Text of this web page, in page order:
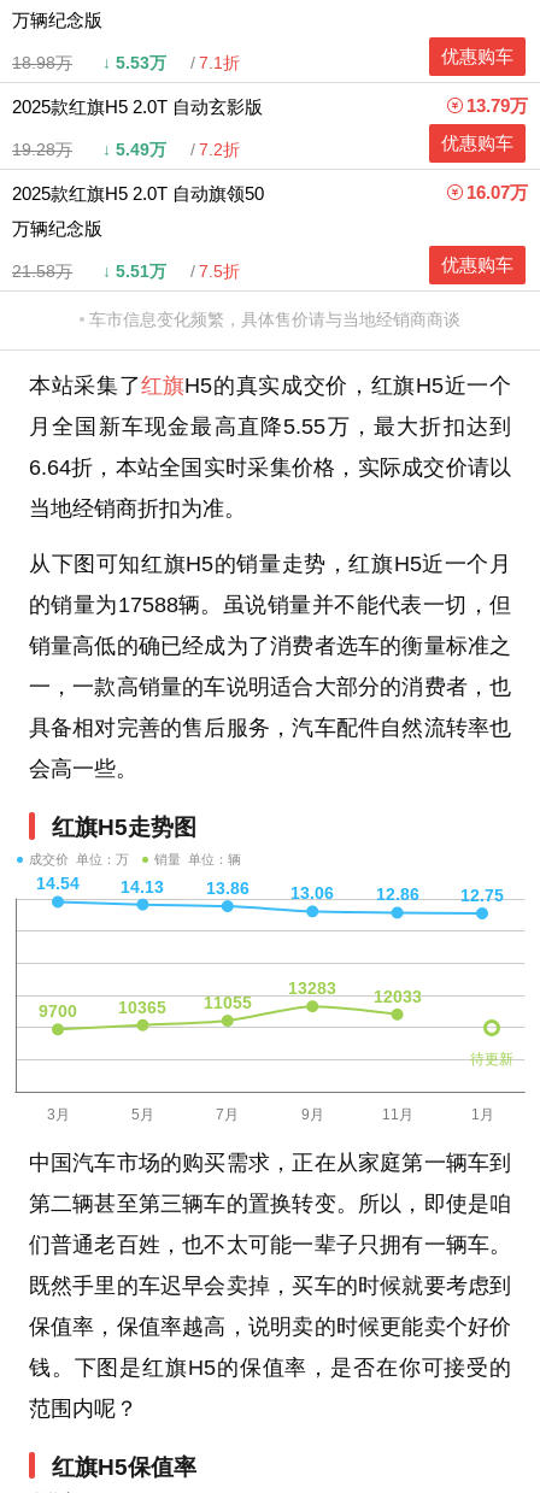
万辆纪念版
18.98万 ↓ 5.53万 7.1折 优惠购车
2025款红旗H5 2.0T 自动玄影版
19.28万 ↓ 5.49万 7.2折
13.79万
优惠购车
2025款红旗H5 2.0T 自动旗领50
万辆纪念版
21.58万 ↓ 5.51万 7.5折
16.07万
优惠购车
车市信息变化频繁，具体售价请与当地经销商商谈
本站采集了红旗H5的真实成交价，红旗H5近一个
月全国新车现金最高直降5.55万，最大折扣达到
6.64折，本站全国实时采集价格，实际成交价请以
当地经销商折扣为准。
从下图可知红旗H5的销量走势，红旗H5近一个月
的销量为17588辆。虽说销量并不能代表一切，但
销量高低的确已经成为了消费者选车的衡量标准之
一，一款高销量的车说明适合大部分的消费者，也
具备相对完善的售后服务，汽车配件自然流转率也
会高一些。
红旗H5走势图
成交价 单位：万 销量 单位：辆
待更新
中国汽车市场的购买需求，正在从家庭第一辆车到
第二辆甚至第三辆车的置换转变。所以，即使是咱
们普通老百姓，也不太可能一辈子只拥有一辆车。
既然手里的车迟早会卖掉，买车的时候就要考虑到
保值率，保值率越高，说明卖的时候更能卖个好价
钱。下图是红旗H5的保值率，是否在你可接受的
范围内呢？
红旗H5保值率